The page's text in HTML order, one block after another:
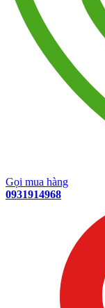
Gọi mua hàng
0931914968